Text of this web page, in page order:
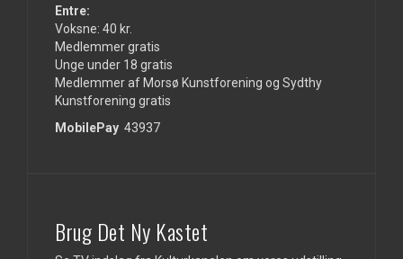
Entre:
Voksne: 40 kr.
Medlemmer gratis
Unge under 18 gratis
Medlemmer af Morsø Kunstforening og Sydthy
Kunstforening gratis
MobilePay 43937
Brug Det Ny Kastet